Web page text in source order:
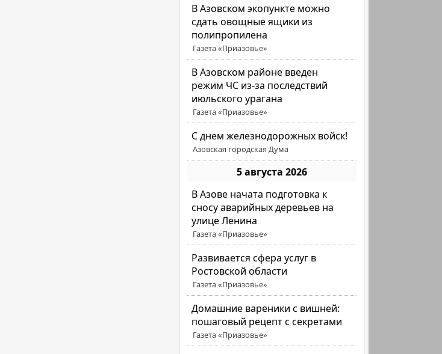
В Азовском экопункте можно
сдать овощные ящики из
полипропилена
Газета «Приазовье»
В Азовском районе введен
режим ЧС из-за последствий
июльского урагана
Газета «Приазовье»
С днем железнодорожных войск!
Азовская городская Дума
5 августа 2026
В Азове начата подготовка к
сносу аварийных деревьев на
улице Ленина
Газета «Приазовье»
Развивается сфера услуг в
Ростовской области
Газета «Приазовье»
Домашние вареники с вишней:
пошаговый рецепт с секретами
Газета «Приазовье»